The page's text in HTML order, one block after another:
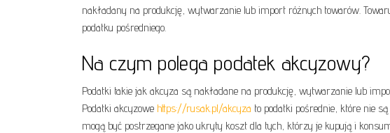
nakładany na produkcję, wytwarzanie lub import różnych towarów.
podatku pośredniego.
Na czym polega podatek akcyzowy?
Podatki takie jak akcyza są nakładane na produkcję, wytwarzanie lub
Podatki akcyzowe https://rusak.pl/akcyza to podatki pośrednie, które nie
mogą być postrzegane jako ukryty koszt dla tych, którzy je kupują i